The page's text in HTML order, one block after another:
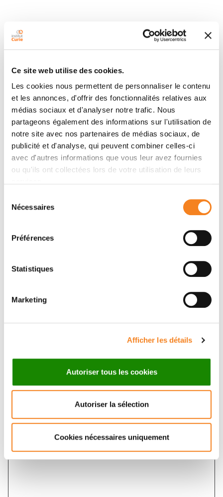
Ce site web utilise des cookies.
Les cookies nous permettent de personnaliser le contenu
et les annonces, d'offrir des fonctionnalités relatives aux
médias sociaux et d'analyser notre trafic. Nous
partageons également des informations sur l'utilisation de
notre site avec nos partenaires de médias sociaux, de
publicité et d'analyse, qui peuvent combiner celles-ci
avec d'autres informations que vous leur avez fournies
ou qu'ils ont collectées lors de votre utilisation de leurs
Nécessaires
Préférences
Statistiques
Marketing
Afficher les détails
Autoriser tous les cookies
Autoriser la sélection
Cookies nécessaires uniquement
Contacter ALA EDDINE
BOUDEMIA
Contactez-moi par mail ou en renseignant le
formulaire ci-dessous
Message
Nom *
Sujet*
Message*